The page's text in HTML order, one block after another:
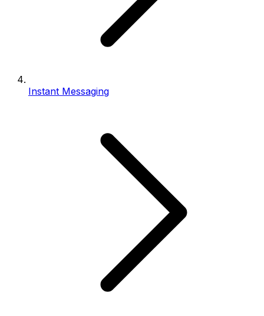
Instant Messaging